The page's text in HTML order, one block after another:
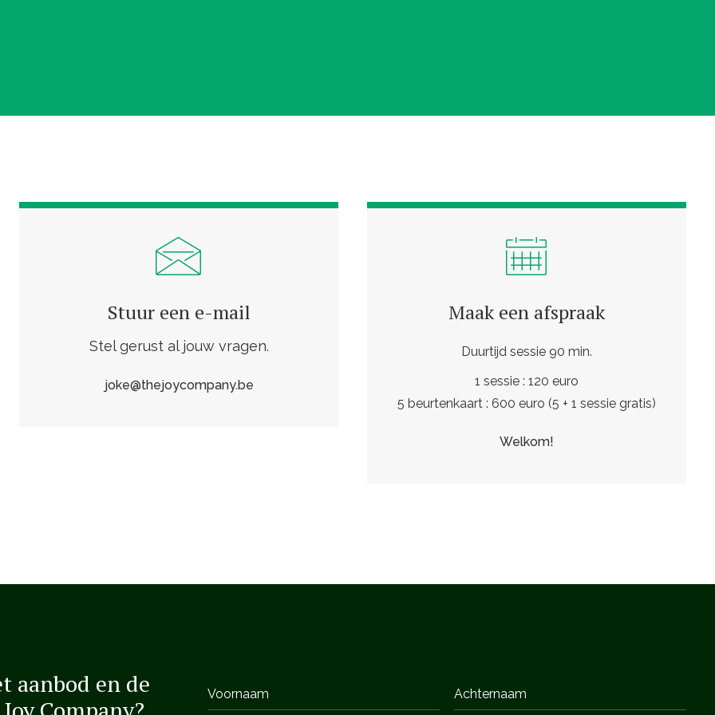
Stuur een e-mail
Stel gerust al jouw vragen.
joke@thejoycompany.be
Maak een afspraak
Duurtijd sessie 90 min.
1 sessie : 120 euro
5 beurtenkaart : 600 euro (5 + 1 sessie gratis)
Welkom!
aanbod en de